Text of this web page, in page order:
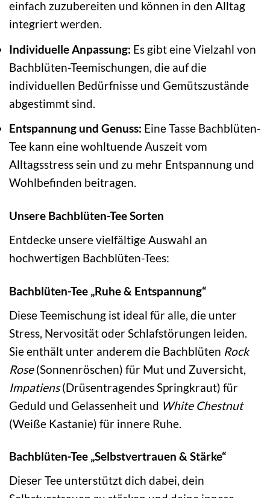
einfach zuzubereiten und können in den Alltag
integriert werden.
Individuelle Anpassung: Es gibt eine Vielzahl von
Bachblüten-Teemischungen, die auf die
individuellen Bedürfnisse und Gemütszustände
abgestimmt sind.
Entspannung und Genuss: Eine Tasse Bachblüten-
Tee kann eine wohltuende Auszeit vom
Alltagsstress sein und zu mehr Entspannung und
Wohlbefinden beitragen.
Unsere Bachblüten-Tee Sorten
Entdecke unsere vielfältige Auswahl an
hochwertigen Bachblüten-Tees:
Bachblüten-Tee „Ruhe & Entspannung“
Diese Teemischung ist ideal für alle, die unter
Stress, Nervosität oder Schlafstörungen leiden.
Sie enthält unter anderem die Bachblüten Rock
Rose(Sonnenröschen) für Mut und Zuversicht,
Impatiens(Drüsentragendes Springkraut) für
Geduld und Gelassenheit und White Chestnut
(Weiße Kastanie) für innere Ruhe.
Bachblüten-Tee „Selbstvertrauen & Stärke“
Dieser Tee unterstützt dich dabei, dein